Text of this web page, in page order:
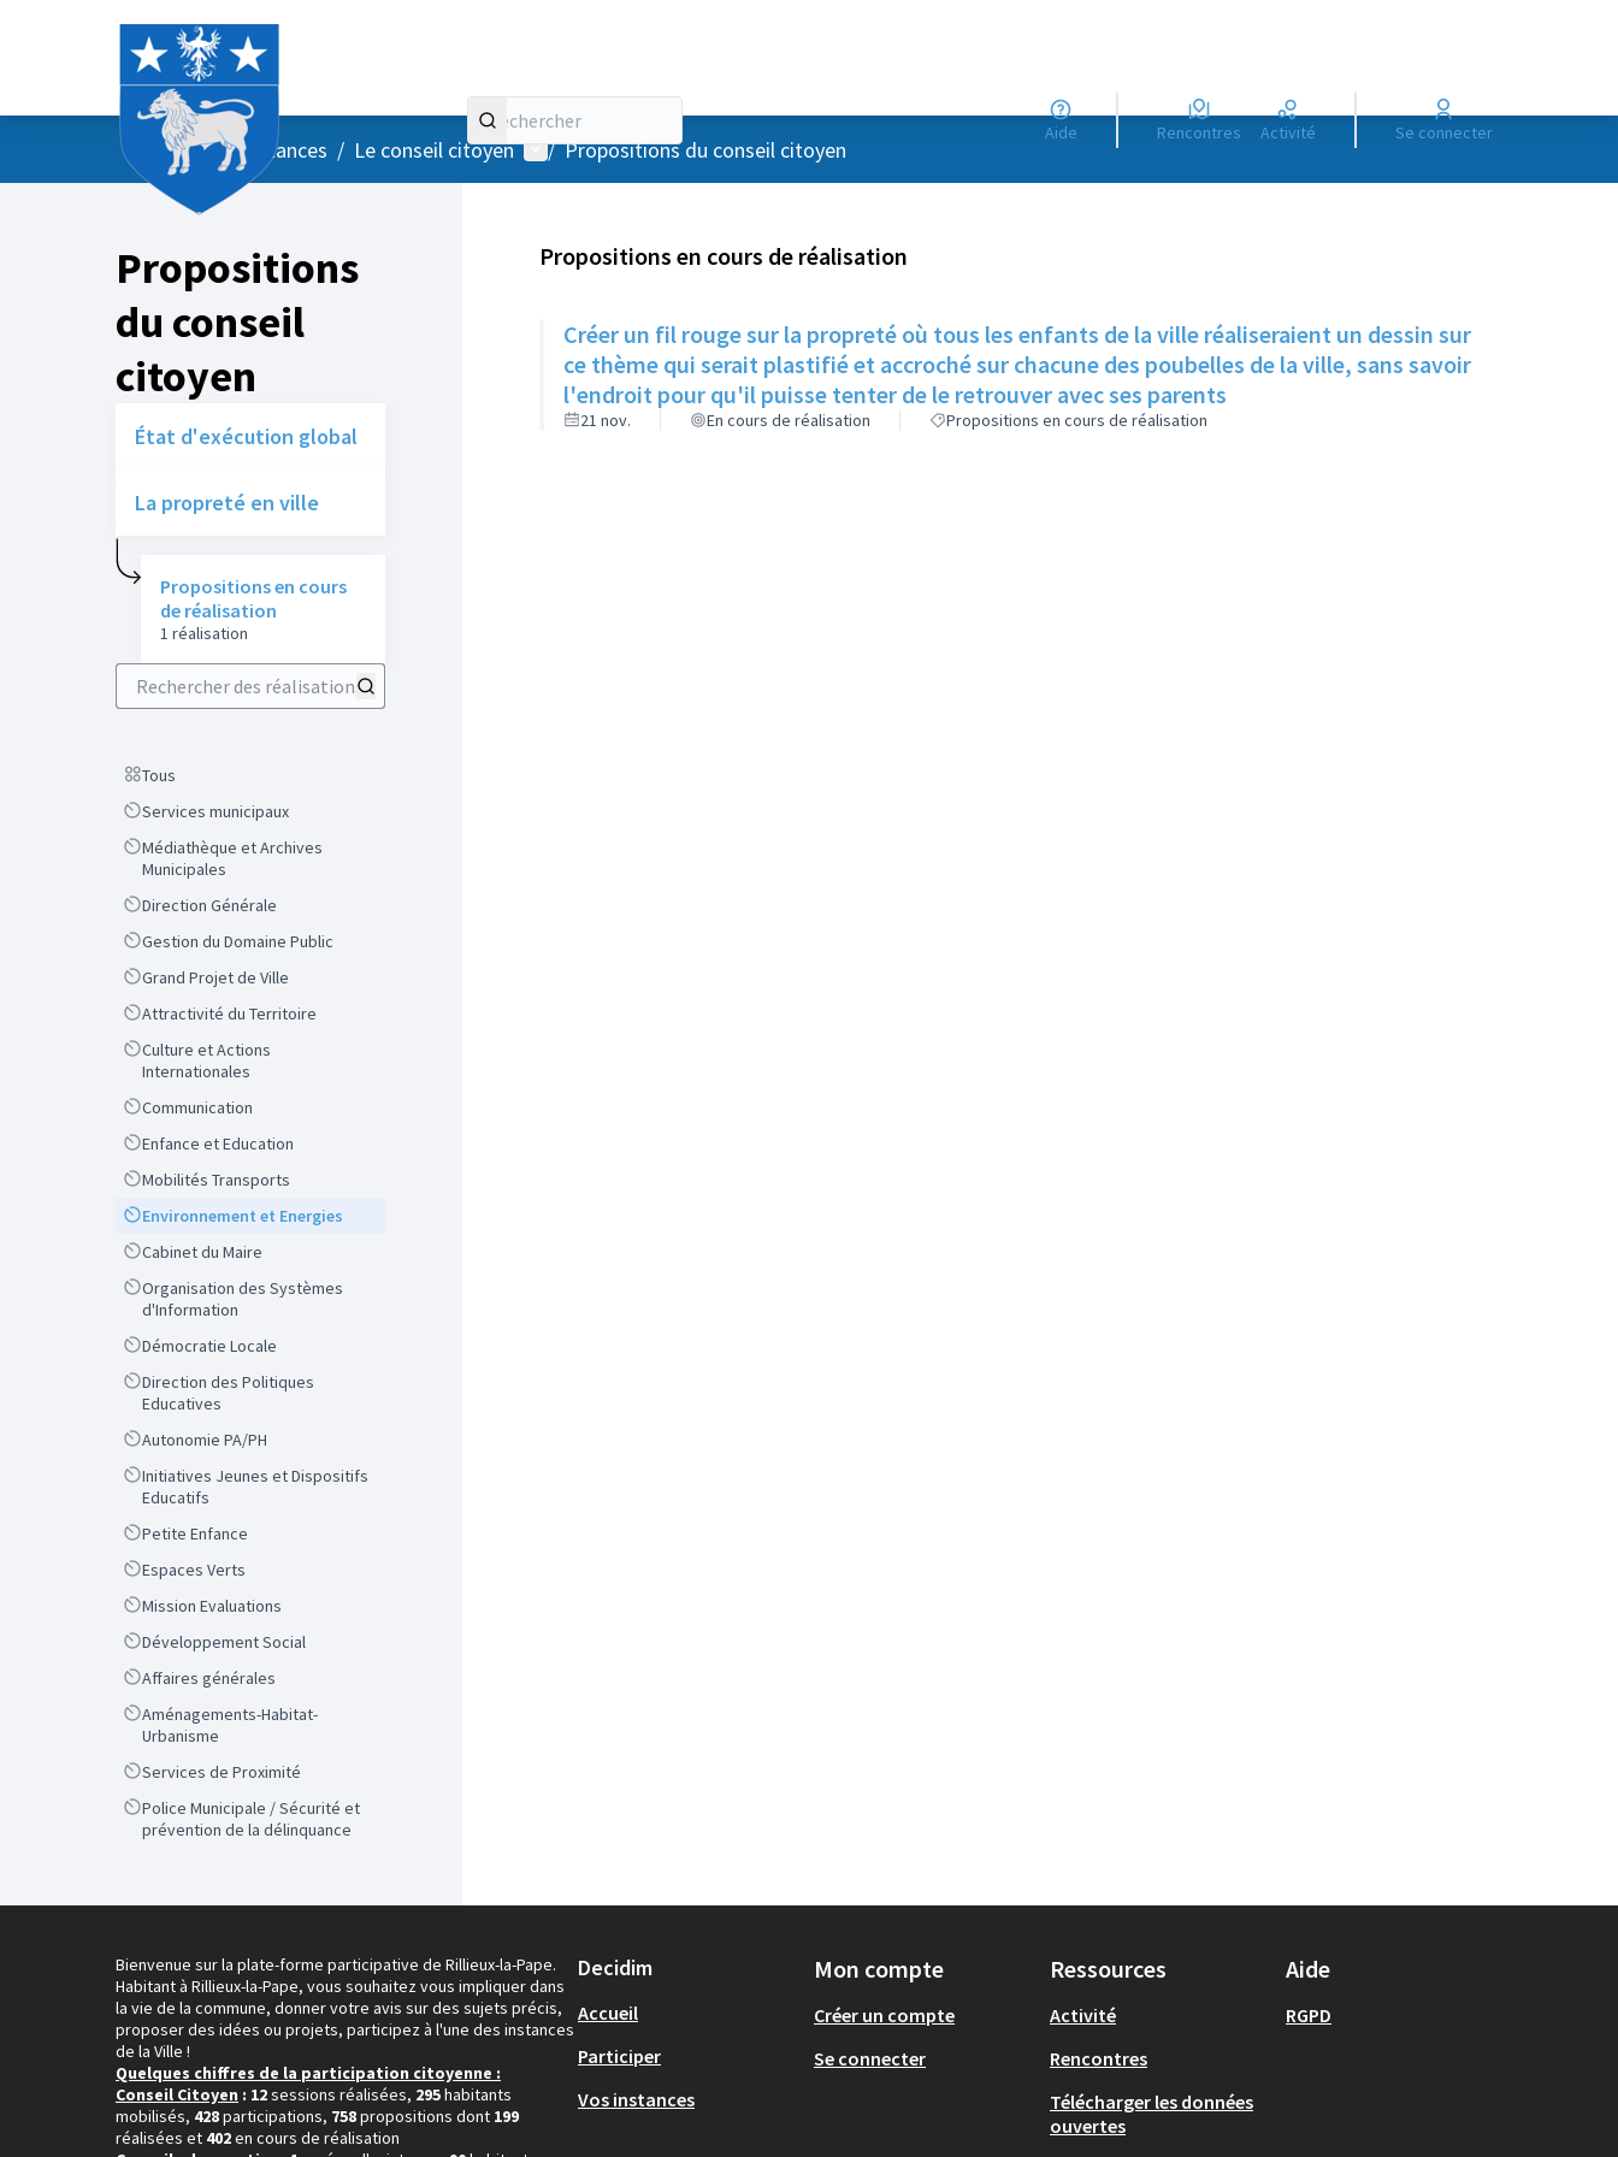
Aide Rencontres Activité Se connecter
AccueilMenu principal
/ Vos instances / Le conseil citoyen Menu utilisateur
/ Propositions du conseil citoyen
Propositions
du conseil
citoyen
État d'exécution global
La propreté en ville
Propositions en cours
de réalisation
1 réalisation
Rechercher des réalisations
Scope
Tous
ScopeServices municipaux
Scope
Médiathèque et Archives
Municipales
ScopeDirection Générale
ScopeGestion du Domaine Public
ScopeGrand Projet de Ville
ScopeAttractivité du Territoire
Scope
Culture et Actions
Internationales
ScopeCommunication
ScopeEnfance et Education
ScopeMobilités Transports
ScopeEnvironnement et Energies
ScopeCabinet du Maire
Scope
Organisation des Systèmes
d'Information
ScopeDémocratie Locale
Scope
Direction des Politiques
Educatives
ScopeAutonomie PA/PH
Scope
Initiatives Jeunes et Dispositifs
Educatifs
ScopePetite Enfance
ScopeEspaces Verts
ScopeMission Evaluations
ScopeDéveloppement Social
ScopeAffaires générales
Scope
Aménagements-Habitat-
Urbanisme
ScopeServices de Proximité
Scope
Police Municipale / Sécurité et
prévention de la délinquance
Propositions en cours de réalisation
Créer un fil rouge sur la propreté où tous les enfants de la ville réaliseraient un dessin sur
ce thème qui serait plastifié et accroché sur chacune des poubelles de la ville, sans savoir
l'endroit pour qu'il puisse tenter de le retrouver avec ses parents
21 nov. En cours de réalisation Propositions en cours de réalisation
Bienvenue sur la plate-forme participative de Rillieux-la-Pape.
Habitant à Rillieux-la-Pape, vous souhaitez vous impliquer dans
la vie de la commune, donner votre avis sur des sujets précis,
proposer des idées ou projets, participez à l'une des instances
de la Ville !
Quelques chiffres de la participation citoyenne :
Conseil Citoyen : 12sessions réalisées, 295habitants
mobilisés, 428participations, 758propositions dont 199
réalisées et 402en cours de réalisation
Decidim
Accueil
Participer
Vos instances
Mon compte
Créer un compte
Se connecter
Ressources
Activité
Rencontres
Télécharger les données
ouvertes
Aide
RGPD